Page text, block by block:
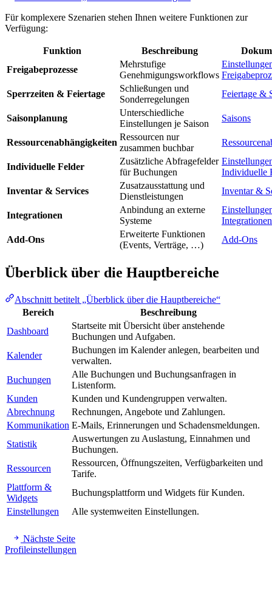
Für komplexere Szenarien stehen Ihnen weitere Funktionen zur
Verfügung:
Funktion Beschreibung
Freigabeprozesse
Mehrstufige
Genehmigungsworkflows
Sperrzeiten & Feiertage
Schließungen und
Sonderregelungen
Feiertage &
Saisonplanung
Unterschiedliche
Einstellungen je Saison
Saisons
Ressourcenabhängigkeiten
Ressourcen nur
zusammen buchbar
Individuelle Felder
Zusätzliche Abfragefelder
für Buchungen
Individuelle
Inventar & Services
Zusatzausstattung und
Dienstleistungen
Inventar &
Integrationen
Anbindung an externe
Systeme
Integrationen
Add-Ons
Erweiterte Funktionen
(Events, Verträge, …)
Add-Ons
Überblick über die Hauptbereiche
Abschnitt betitelt „Überblick über die Hauptbereiche“
Bereich
Beschreibung
Dashboard
Startseite mit Übersicht über anstehende
Buchungen und Aufgaben.
Kalender
Buchungen im Kalender anlegen, bearbeiten und
verwalten.
Buchungen
Alle Buchungen und Buchungsanfragen in
Listenform.
Kunden
Kunden und Kundengruppen verwalten.
Abrechnung
Rechnungen, Angebote und Zahlungen.
Kommunikation E-Mails, Erinnerungen und Schadensmeldungen.
Statistik
Auswertungen zu Auslastung, Einnahmen und
Buchungen.
Ressourcen
Ressourcen, Öffnungszeiten, Verfügbarkeiten und
Tarife.
Plattform &
Widgets
Buchungsplattform und Widgets für Kunden.
Einstellungen
Alle systemweiten Einstellungen.
Nächste Seite
Profileinstellungen